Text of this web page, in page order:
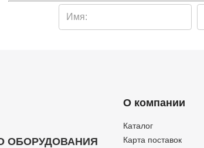
Имя:
ОБОРУДОВАНИЯ
О компании
Каталог
Карта поставок